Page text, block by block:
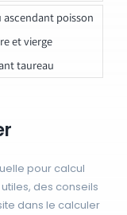
ascendant poisson
et vierge
taureau
pour calcul
des conseils
dans le calculer